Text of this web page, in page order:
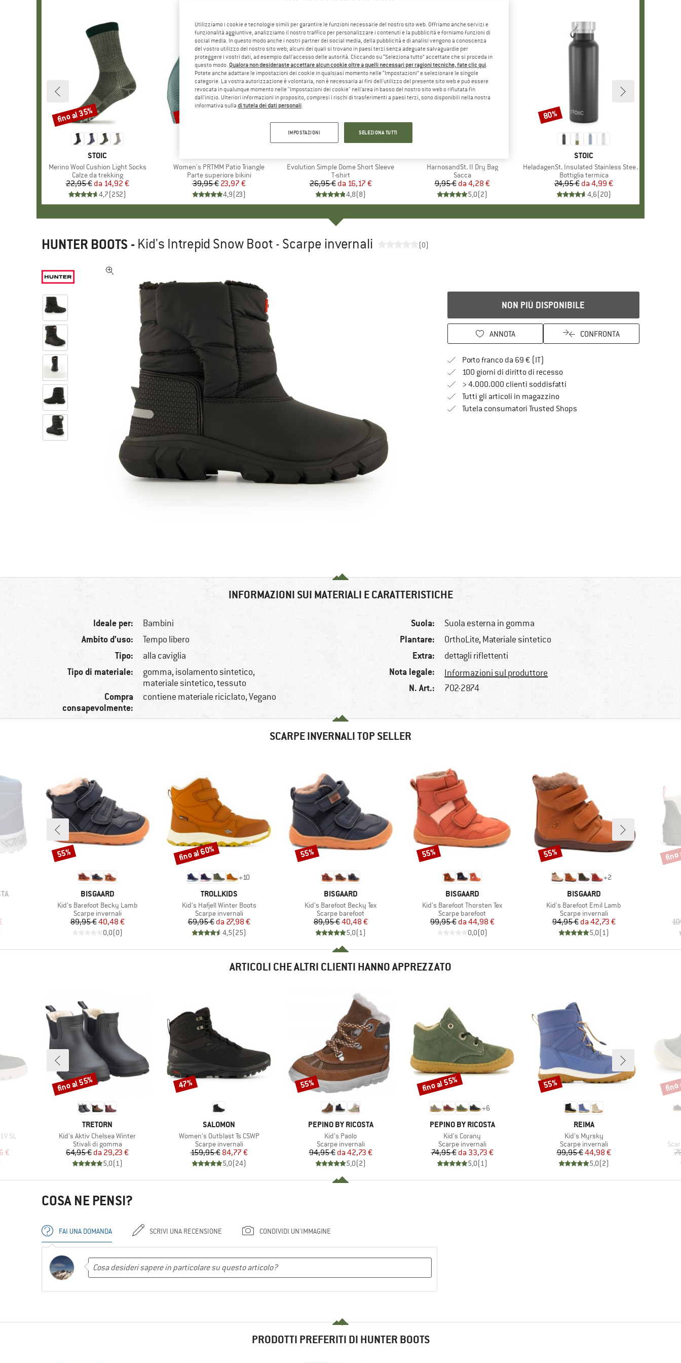
MARCHIO
STOIC
Articolo
Merino Wool Cushion Light Socks
Gruppo di prodotti
Calze da trekking
Prezzo
22,95 € Prezzo ridotto
da 14,92 €
4,7(252)
Sconto
fino al 35%
Articolo
Women's PRTMM Patio Triangle
Gruppo di prodotti
Parte superiore bikini
Prezzo
39,95 €Prezzo ridotto
23,97 €
4,9(23)
Sconto
40%
Articolo
Evolution Simple Dome Short Sleeve
Gruppo di prodotti
T-shirt
Prezzo
26,95 € Prezzo ridotto
da 16,17 €
4,8(8)
fino al 40%
Articolo
HarnosandSt. II Dry Bag
Gruppo di prodotti
Sacca
Prezzo
9,95 € Prezzo ridotto
da 4,28 €
5,0(2)
MARCHIO
STOIC
Articolo
HeladagenSt. Insulated Stainless Steel Bottle 500
Gruppo di prodotti
Bottiglia termica
Prezzo
24,95 € Prezzo ridotto
da 4,99 €
4,6(20)
Sconto
80%
HUNTER BOOTS - Kid's Intrepid Snow Boot - Scarpe invernali (0)
NON PIÙ DISPONIBILE
ANNOTA CONFRONTA
Porto franco da 69 € (IT)
100 giorni di diritto di recessoVai alla politica di recesso qui Si
> 4.000.000 clienti soddisfatti
Tutti gli articoli in magazzino
Tutela consumatori Trusted ShopsTrovi tutte le informazioni qui!
INFORMAZIONI SUI MATERIALI E CARATTERISTICHE
Ideale per: Bambini
Ambito d’uso: Tempo libero
Tipo: alla caviglia
Tipo di materiale:
gomma, isolamento sintetico,
materiale sintetico, tessuto
Compra
consapevolmente:
contiene materiale riciclato, Vegano
Suola: Suola esterna in gomma
Plantare: OrthoLite, Materiale sintetico
Extra: dettagli riflettenti
Nota legale: Informazioni sul produttore
N. Art.: 702-2874
SCARPE INVERNALI TOP SELLER
MARCHIO
BISGAARD
Articolo
Kid's Barefoot Becky Lamb
Gruppo di prodotti
Scarpe invernali
Prezzo
89,95 €Prezzo ridotto
40,48 €
0,0(0)
Sconto
55%
+10
MARCHIO
TROLLKIDS
Articolo
Kid's Hafjell Winter Boots
Gruppo di prodotti
Scarpe invernali
Prezzo
69,95 € Prezzo ridotto
da 27,98 €
4,5(25)
Sconto
fino al 60%
MARCHIO
BISGAARD
Articolo
Kid's Barefoot Becky Tex
Gruppo di prodotti
Scarpe barefoot
Prezzo
89,95 €Prezzo ridotto
40,48 €
5,0(1)
Sconto
55%
MARCHIO
BISGAARD
Articolo
Kid's Barefoot Thorsten Tex
Gruppo di prodotti
Scarpe barefoot
Prezzo
99,95 € Prezzo ridotto
da 44,98 €
0,0(0)
Sconto
55%
+2
MARCHIO
BISGAARD
Articolo
Kid's Barefoot Emil Lamb
Gruppo di prodotti
Scarpe invernali
Prezzo
94,95 € Prezzo ridotto
da 42,73 €
5,0(1)
Sconto
55% fino
ARTICOLI CHE ALTRI CLIENTI HANNO APPREZZATO
SL
€
MARCHIO
TRETORN
Articolo
Kid's Aktiv Chelsea Winter
Gruppo di prodotti
Stivali di gomma
Prezzo
64,95 € Prezzo ridotto
da 29,23 €
5,0(1)
Sconto
fino al 55%
MARCHIO
SALOMON
Articolo
Women's Outblast Ts CSWP
Gruppo di prodotti
Scarpe invernali
Prezzo
159,95 €Prezzo ridotto
84,77 €
5,0(24)
Sconto
47%
MARCHIO
PEPINO BY RICOSTA
Articolo
Kid's Paolo
Gruppo di prodotti
Scarpe invernali
Prezzo
94,95 € Prezzo ridotto
da 42,73 €
5,0(2)
Sconto
55%
+6
MARCHIO
PEPINO BY RICOSTA
Articolo
Kid's Corany
Gruppo di prodotti
Scarpe invernali
Prezzo
74,95 € Prezzo ridotto
da 33,73 €
5,0(1)
Sconto
fino al 55%
MARCHIO
REIMA
Articolo
Kid's Myrsky
Gruppo di prodotti
Scarpe invernali
Prezzo
99,95 €Prezzo ridotto
44,98 €
5,0(2)
Sconto
55% fino
COSA NE PENSI?
FAI UNA DOMANDA SCRIVI UNA RECENSIONE CONDIVIDI UN'IMMAGINE
PRODOTTI PREFERITI DI HUNTER BOOTS
Utilizziamo i cookie e tecnologie simili per garantire le funzioni necessarie del nostro sito web. Offriamo anche servizi e
funzionalità aggiuntive, analizziamo il nostro traffico per personalizzare i contenuti e la pubblicità e forniamo funzioni di
social media. In questo modo anche i nostri partner dei social media, della pubblicità e di analisi vengono a conoscenza
del vostro utilizzo del nostro sito web; alcuni dei quali si trovano in paesi terzi senza adeguate salvaguardie per
proteggere i vostri dati, ad esempio dall'accesso delle autorità. Cliccando su “Seleziona tutto” accettate che si proceda in
questo modo. Qualora non desideraste accettare alcun cookie oltre a quelli necessari per ragioni tecniche, fate clic qui.
Potete anche adattare le impostazioni dei cookie in qualsiasi momento nelle “Impostazioni” e selezionare le singole
categorie. La vostra autorizzazione è volontaria, non è necessaria ai fini dell'utilizzo del presente sito web e può essere
revocata in qualunque momento nelle "Impostazioni dei cookie" nell'area in basso del nostro sito web o rifiutata fin
dall'inizio. Ulteriori informazioni in proposito, compresi i rischi di trasferimenti a paesi terzi, sono disponibili nella nostra
informativa sulla di tutela dei dati personali.
IMPOSTAZIONI SELEZIONA TUTTI